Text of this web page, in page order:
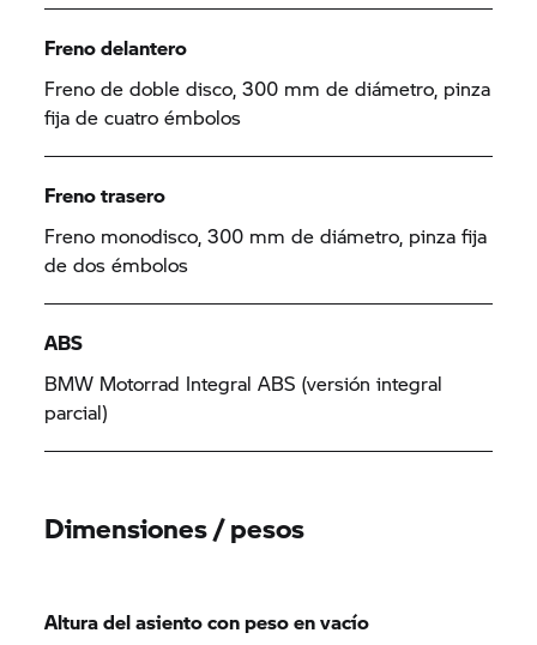
Freno delantero
Freno de doble disco, 300 mm de diámetro, pinza
fija de cuatro émbolos
Freno trasero
Freno monodisco, 300 mm de diámetro, pinza fija
de dos émbolos
ABS
BMW Motorrad Integral ABS (versión integral
parcial)
Dimensiones / pesos
Altura del asiento con peso en vacío